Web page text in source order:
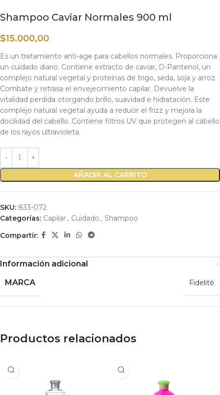
Shampoo Caviar Normales 900 ml
$15.000,00
Es un tratamiento anti-age para cabellos normales. Proporciona
un cuidado diario. Contiene extracto de caviar, D-Pantenol, un
complejo natural vegetal y proteínas de trigo, seda, soja y arroz.
Combate y retrasa el envejecimiento capilar. Devuelve la
vitalidad perdida otorgando brillo, suavidad e hidratación. Este
complejo natural vegetal ayuda a reducir el frizz y mejora la
docilidad del cabello. Contiene filtros UV que protegen al cabello
de los rayos ultravioleta.
AÑADIR AL CARRITO
SKU: 833-072
Categorías: Capilar, Cuidado , Shampoo
Compartir:
Información adicional
MARCA
Fidelité
Productos relacionados